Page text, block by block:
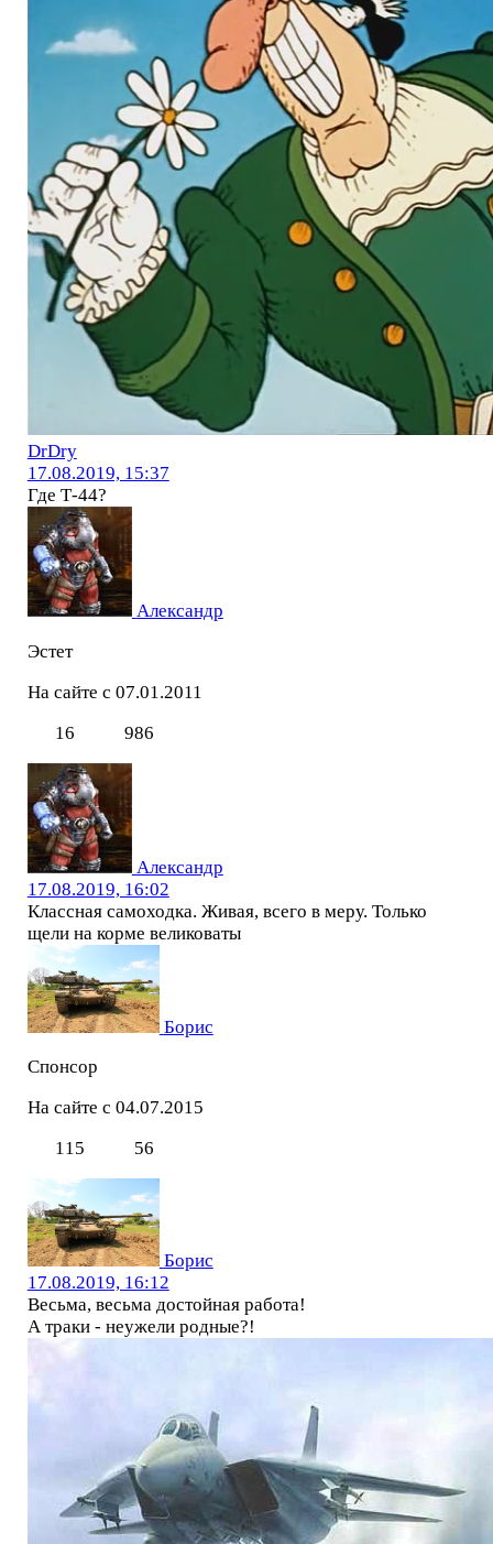
DrDry
17.08.2019, 15:37
Где Т-44?
Александр
Эстет
На сайте с 07.01.2011
16
986
Александр
17.08.2019, 16:02
Классная самоходка. Живая, всего в меру. Только
щели на корме великоваты
Борис
Спонсор
На сайте с 04.07.2015
115
56
Борис
17.08.2019, 16:12
Весьма, весьма достойная работа!
А траки - неужели родные?!